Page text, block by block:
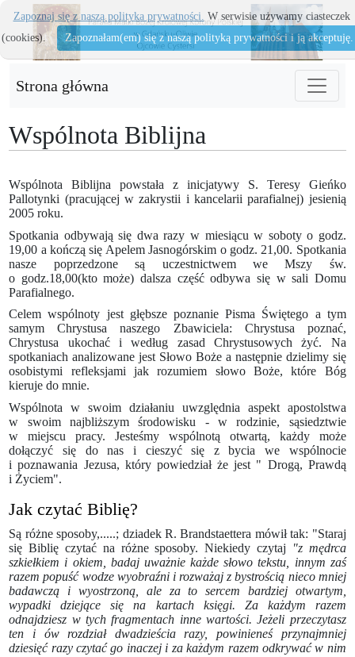
Strona główna
Wspólnota Biblijna
Wspólnota Biblijna powstała z inicjatywy S. Teresy Gieńko
Pallotynki (pracującej w zakrystii i kancelarii parafialnej) jesienią
2005 roku.
Spotkania odbywają się dwa razy w miesiącu w soboty o godz.
19,00 a kończą się Apelem Jasnogórskim o godz. 21,00. Spotkania
nasze poprzedzone są uczestnictwem we Mszy św.
o godz.18,00(kto może) dalsza część odbywa się w sali Domu
Parafialnego.
Celem wspólnoty jest głębsze poznanie Pisma Świętego a tym
samym Chrystusa naszego Zbawiciela: Chrystusa poznać,
Chrystusa ukochać i według zasad Chrystusowych żyć. Na
spotkaniach analizowane jest Słowo Boże a następnie dzielimy się
osobistymi refleksjami jak rozumiem słowo Boże, które Bóg
kieruje do mnie.
Wspólnota w swoim działaniu uwzględnia aspekt apostolstwa
w swoim najbliższym środowisku - w rodzinie, sąsiedztwie
w miejscu pracy. Jesteśmy wspólnotą otwartą, każdy może
dołączyć się do nas i cieszyć się z bycia we wspólnocie
i poznawania Jezusa, który powiedział że jest " Drogą, Prawdą
i Życiem".
Jak czytać Biblię?
Są różne sposoby,.....; dziadek R. Brandstaettera mówił tak: "Staraj
się Biblię czytać na różne sposoby. Niekiedy czytaj
"z mędrca
szkiełkiem i okiem, badaj uważnie każde słowo tekstu, innym zaś
razem popuść wodze wyobraźni i rozważaj z bystrością nieco mniej
badawczą i wyostrzoną, ale za to sercem bardziej otwartym,
wypadki dziejące się na kartach księgi. Za każdym razem
odnajdziesz w tych fragmentach inne wartości. Jeżeli przeczytasz
ten i ów rozdział dwadzieścia razy, powinieneś przynajmniej
dziesięć razy czytać go inaczej i za każdym razem odkrywać w nim
Zapoznaj się z naszą polityka prywatności. W serwisie używamy ciasteczek
(cookies).
Zapoznałam(em) się z naszą polityką prywatności i ją akceptuję.